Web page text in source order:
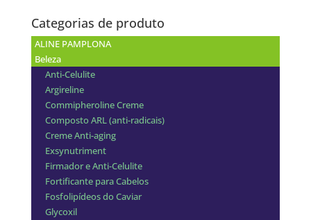
Categorias de produto
ALINE PAMPLONA
Beleza
Anti-Celulite
Argireline
Commipheroline Creme
Composto ARL (anti-radicais)
Creme Anti-aging
Exsynutriment
Firmador e Anti-Celulite
Fortificante para Cabelos
Fosfolipídeos do Caviar
Glycoxil